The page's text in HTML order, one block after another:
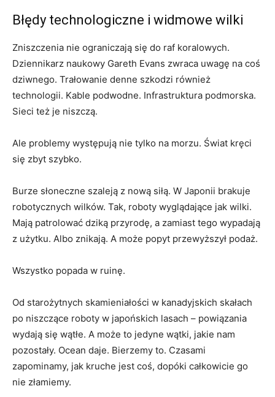
Błędy technologiczne i widmowe wilki
Zniszczenia nie ograniczają się do raf koralowych.
Dziennikarz naukowy Gareth Evans zwraca uwagę na coś
dziwnego. Trałowanie denne szkodzi również
technologii. Kable podwodne. Infrastruktura podmorska.
Sieci też je niszczą.
Ale problemy występują nie tylko na morzu. Świat kręci
się zbyt szybko.
Burze słoneczne szaleją z nową siłą. W Japonii brakuje
robotycznych wilków. Tak, roboty wyglądające jak wilki.
Mają patrolować dziką przyrodę, a zamiast tego wypadają
z użytku. Albo znikają. A może popyt przewyższył podaż.
Wszystko popada w ruinę.
Od starożytnych skamieniałości w kanadyjskich skałach
po niszczące roboty w japońskich lasach – powiązania
wydają się wątłe. A może to jedyne wątki, jakie nam
pozostały. Ocean daje. Bierzemy to. Czasami
zapominamy, jak kruche jest coś, dopóki całkowicie go
nie złamiemy.